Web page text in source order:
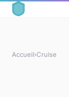
Accueil›Cruise